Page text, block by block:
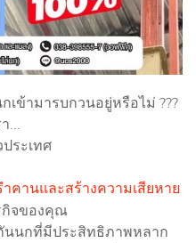
ข้ามารบกวนอยู่หรือไม่ ???
...
ระเทศ
คานและสร้างความเสียหาย
กิจของคุณ
นนกที่มีประสิทธิภาพหลาก